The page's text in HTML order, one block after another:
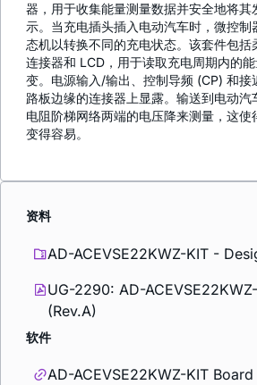
器，用于收集能量测量数据并安全地将其
示。当充电插头插入电动汽车时，微控制
态机以转换不同的充电状态。该套件包括
连接器和 LCD，用于读取充电周期内的
变。电源输入/输出、控制导频 (CP) 和接
路板边缘的连接器上显露。输送到电动汽
电阻阶梯网络两端的电压降来测量，这使
变得容易。
资料
AD-ACEVSE22KWZ-KIT -
UG-2290: AD-
(Rev.A)
软件
AD-ACEVSE22KWZ-KIT